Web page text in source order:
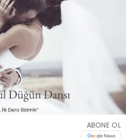
ABONE OL